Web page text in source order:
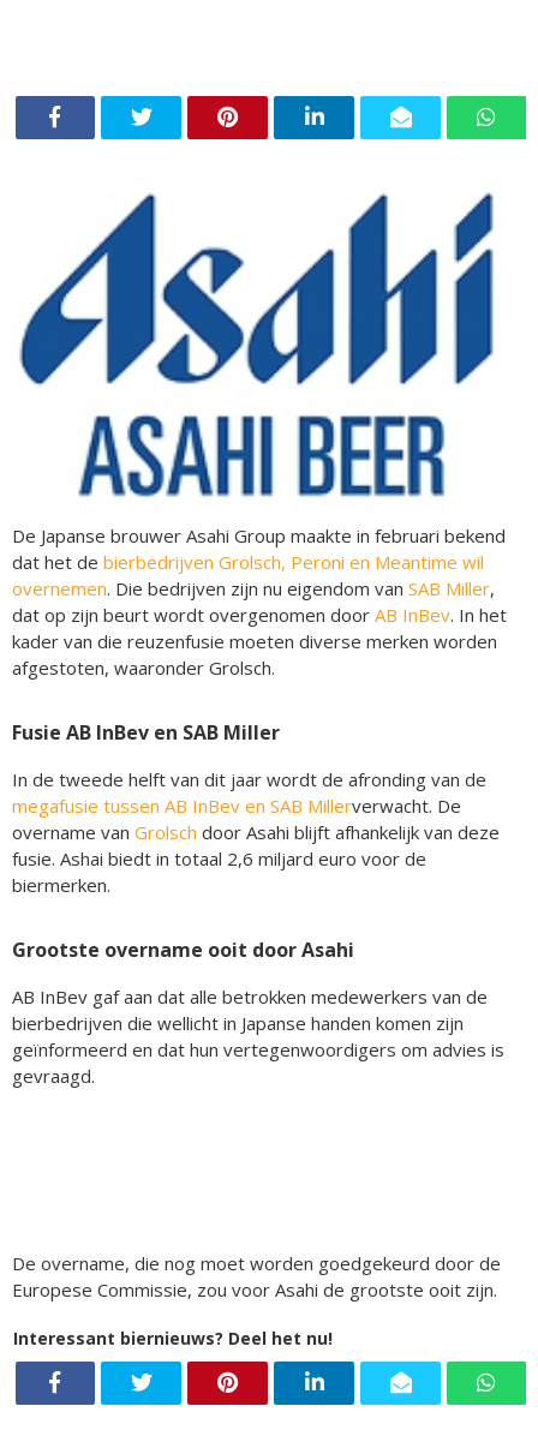
De Japanse brouwer Asahi Group maakte in februari bekend
dat het de bierbedrijven Grolsch, Peroni en Meantime wil
overnemen. Die bedrijven zijn nu eigendom van SAB Miller,
dat op zijn beurt wordt overgenomen door AB InBev. In het
kader van die reuzenfusie moeten diverse merken worden
afgestoten, waaronder Grolsch.
Fusie AB InBev en SAB Miller
In de tweede helft van dit jaar wordt de afronding van de
megafusie tussen AB InBev en SAB Millerverwacht. De
overname van Grolsch door Asahi blijft afhankelijk van deze
fusie. Ashai biedt in totaal 2,6 miljard euro voor de
biermerken.
Grootste overname ooit door Asahi
AB InBev gaf aan dat alle betrokken medewerkers van de
bierbedrijven die wellicht in Japanse handen komen zijn
geïnformeerd en dat hun vertegenwoordigers om advies is
gevraagd.
De overname, die nog moet worden goedgekeurd door de
Europese Commissie, zou voor Asahi de grootste ooit zijn.
Interessant biernieuws? Deel het nu!